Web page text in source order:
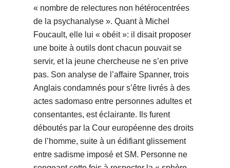
« nombre de relectures non hétérocentrées
de la psychanalyse ». Quant à Michel
Foucault, elle lui « obéit »: il disait proposer
une boite à outils dont chacun pouvait se
servir, et la jeune chercheuse ne s’en prive
pas. Son analyse de l’affaire Spanner, trois
Anglais condamnés pour s’être livrés à des
actes sadomaso entre personnes adultes et
consentantes, est éclairante. Ils furent
déboutés par la Cour européenne des droits
de l’homme, suite à un édifiant glissement
entre sadisme imposé et SM. Personne ne